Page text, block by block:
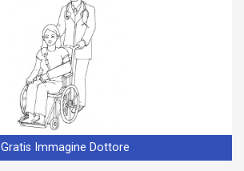
Gratis Immagine Dottore